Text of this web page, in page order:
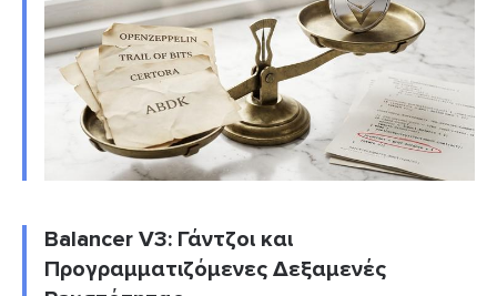
Balancer V3: Γάντζοι και
Προγραμματιζόμενες Δεξαμενές